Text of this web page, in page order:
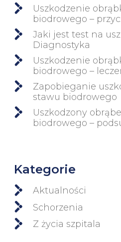
Uszkodzenie
biodrowego –
Jaki jest test na
Diagnostyka
Uszkodzenie
biodrowego –
Zapobieganie
stawu biodrowego
Uszkodzony
biodrowego –
Kategorie
Aktualności
Schorzenia
Z życia szpitala